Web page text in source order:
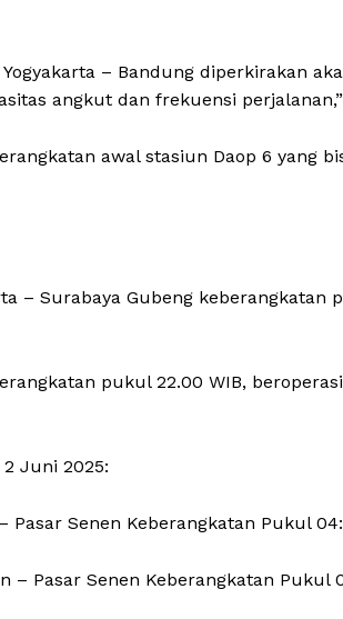
– Bandung diperkirakan
angkut dan frekuensi
awal stasiun Daop 6 yang
– Surabaya Gubeng keberangkatan
pukul 22.00 WIB,
Juni 2025:
Pasar Senen Keberangkatan Pukul
– Pasar Senen Keberangkatan Pukul